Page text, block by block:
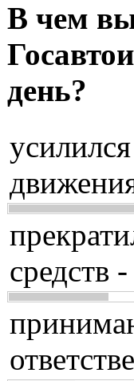
В чем
день?
средств